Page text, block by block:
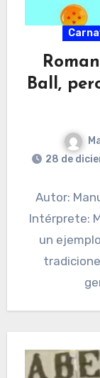
Ball,
28 de
Autor:
Intérprete:
un